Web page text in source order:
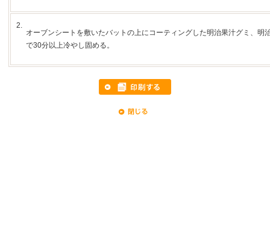
2.
オーブンシートを敷いたバットの上にコーティングした明治果汁グミ、明
で30分以上冷やし固める。